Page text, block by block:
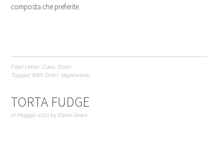
composta che preferite.
Filed Under: Cake, Dolci
Tagged With: Dolci, Vegetariano
TORTA FUDGE
17 Maggio 2021by Elena Gnani